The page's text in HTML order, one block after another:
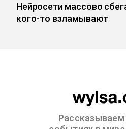
Нейросети массово
кого-то взламывают